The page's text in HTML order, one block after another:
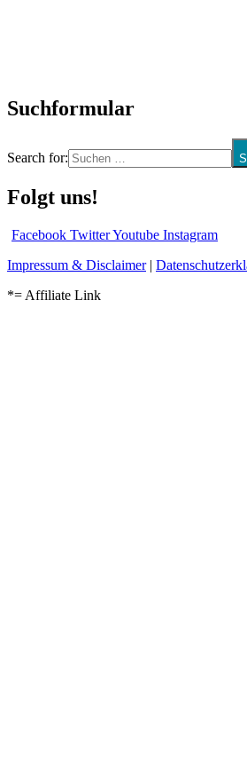
Suchformular
Search for:
Folgt uns!
Facebook TwitterYoutube Instagram
Impressum & Disclaimer|
*= Affiliate Link